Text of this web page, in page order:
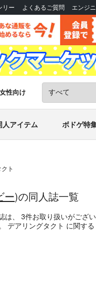
リー よくあるご質問 エンジ
女性向け
人アイテム ボドゲ特
ト
ー)の同人誌一覧
は、 3件お取り扱いがござい
デアリングタクト に関する